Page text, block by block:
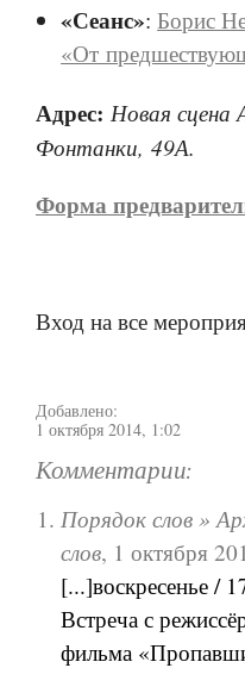
«Сеанс»:Борис
«От
Адрес: Новая сцена
Фонтанки, 49А.
Форма
Вход на все
Добавлено:
1 октября 2014, 1:02
Комментарии:
Порядок слов »
слов, 1 октября
[...]воскресенье
Встреча с
фильма